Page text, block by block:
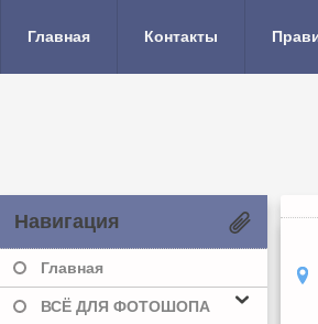
Главная Контакты
Навигация
Главная
ВСЁ ДЛЯ ФОТОШОПА